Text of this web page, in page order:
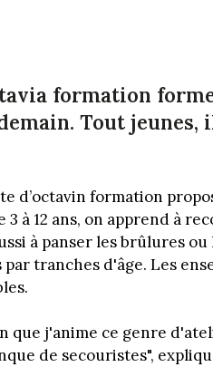
formation
Tout jeunes,
d’octavin formation
3 à 12 ans, on apprend à
à panser les brûlures
tranches d'âge. Les
que j'anime ce genre
de secouristes",